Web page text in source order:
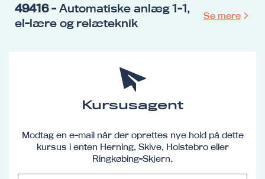
49416- Automatiske anlæg 1-1,
el-lære og relæteknik
Se mere
Kursusagent
Modtag en e-mail når der oprettes nye hold på dette
kursus i enten Herning, Skive, Holstebro eller
Ringkøbing-Skjern.